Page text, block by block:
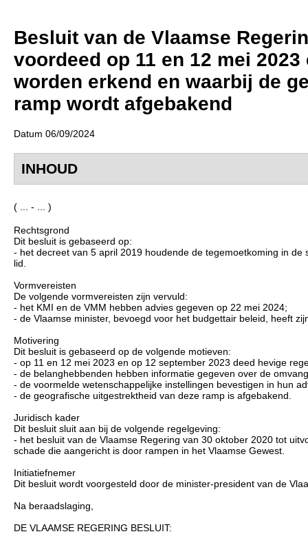
Besluit van de Vlaamse
voordeed op 11 en 12 mei
worden erkend en waarbij de
ramp wordt afgebakend
Datum 06/09/2024
INHOUD
( ... - ... )
Rechtsgrond
Dit besluit is gebaseerd op:
- het decreet van 5 april 2019 houdende de tegemoetkoming in
lid.
Vormvereisten
De volgende vormvereisten zijn vervuld:
- het KMI en de VMM hebben advies gegeven op 22 mei 2024;
- de Vlaamse minister, bevoegd voor het budgettair beleid, heeft
Motivering
Dit besluit is gebaseerd op de volgende motieven:
- op 11 en 12 mei 2023 en op 12 september 2023 deed hevige
- de belanghebbenden hebben informatie gegeven over de
- de voormelde wetenschappelijke instellingen bevestigen in hun
- de geografische uitgestrektheid van deze ramp is afgebakend.
Juridisch kader
Dit besluit sluit aan bij de volgende regelgeving:
- het besluit van de Vlaamse Regering van 30 oktober 2020 tot
schade die aangericht is door rampen in het Vlaamse Gewest.
Initiatiefnemer
Dit besluit wordt voorgesteld door de minister-president van de
Na beraadslaging,
DE VLAAMSE REGERING BESLUIT: